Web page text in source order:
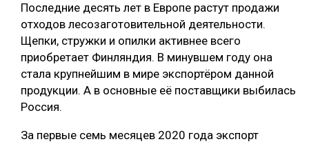
ЦИФРОВАЯ СРЕДА
БИОЭНЕРГЕТИКА
ЛЕСОВОССТАНОВЛЕНИЕ И ЗАЩИТА
ЛОГИСТИКА
ПРОИЗВОДСТВО ДРЕВЕСНЫХ ПЛИТ
ЦБП
РУБРИКИ
ТЕМАТИЧЕСКИЕ ПРОЕКТЫ
ПОДБОРКИ СТАТЕЙ
Последние десять лет в Европе растут продажи
отходов лесозаготовительной деятельности.
Щепки, стружки и опилки активнее всего
приобретает Финляндия. В минувшем году она
стала крупнейшим в мире экспортёром данной
продукции. А в основные её поставщики выбилась
Россия.
За первые семь месяцев 2020 года экспорт